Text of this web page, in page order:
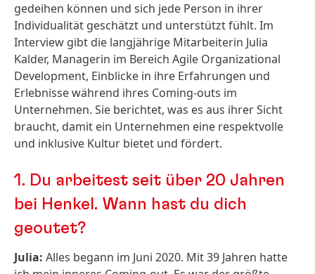
gedeihen können und sich jede Person in ihrer
Individualität geschätzt und unterstützt fühlt. Im
Interview gibt die langjährige Mitarbeiterin Julia
Kalder, Managerin im Bereich Agile Organizational
Development, Einblicke in ihre Erfahrungen und
Erlebnisse während ihres Coming-outs im
Unternehmen. Sie berichtet, was es aus ihrer Sicht
braucht, damit ein Unternehmen eine respektvolle
und inklusive Kultur bietet und fördert.
1. Du arbeitest seit über 20 Jahren
bei Henkel. Wann hast du dich
geoutet?
Julia: Alles begann im Juni 2020. Mit 39 Jahren hatte